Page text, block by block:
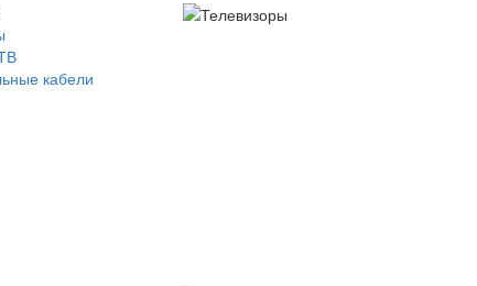
кабели